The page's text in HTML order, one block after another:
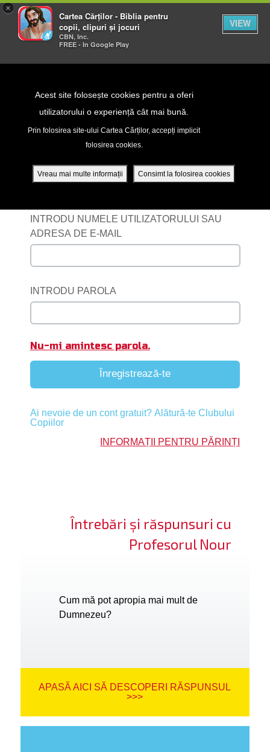
×
Cartea Cărților - Biblia pentru
copii, clipuri și jocuri
CBN, Inc.
FREE - In Google Play
VIEW
Acest site folosește cookies pentru a oferi
utilizatorului o experiență cât mai bună.
Prin folosirea site-ului Cartea Cărților, accepți implicit
folosirea cookies.
Vreau mai multe informații Consimt la folosirea cookies
DVD - Sezoane 1-4
mobilă
Înregistrează-te cu
contul tău
INTRODU NUMELE UTILIZATORULUI SAU
ADRESA DE E-MAIL
INTRODU PAROLA
Nu-mi amintesc parola.
Înregistrează-te
Ai nevoie de un cont gratuit? Alătură-te Clubului
Copiilor
INFORMAȚII PENTRU PĂRINȚI
Întrebări și răspunsuri cu
Profesorul Nour
Cum mă pot apropia mai mult de
Dumnezeu?
APASĂ AICI SĂ DESCOPERI RĂSPUNSUL
>>>